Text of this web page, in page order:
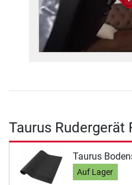
Taurus Rudergerät
Taurus
Auf Lager